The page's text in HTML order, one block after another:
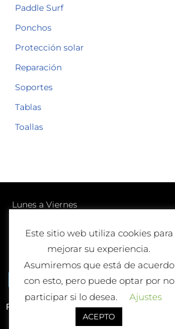
Paddle Surf
Ponchos
Protección solar
Reparación
Soportes
Tablas
Toallas
Lunes a Viernes
Sábados
10:00-13:00
Política de Devolución o Cambio
Este sitio web utiliza cookies para
mejorar su experiencia.
Asumiremos que está de acuerdo
con esto, pero puede optar por no
participar si lo desea.
Ajustes
ACEPTO